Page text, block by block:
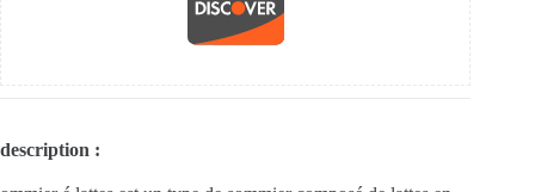
description :